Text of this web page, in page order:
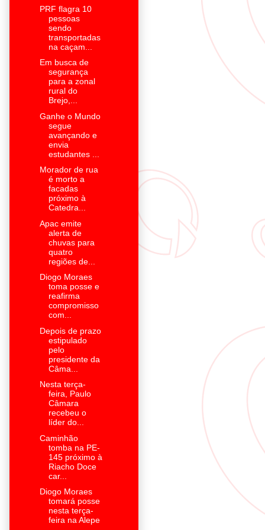
PRF flagra 10
pessoas
sendo
transportadas
na caçam...
Em busca de
segurança
para a zonal
rural do
Brejo,...
Ganhe o Mundo
segue
avançando e
envia
estudantes ...
Morador de rua
é morto a
facadas
próximo à
Catedra...
Apac emite
alerta de
chuvas para
quatro
regiões de...
Diogo Moraes
toma posse e
reafirma
compromisso
com...
Depois de prazo
estipulado
pelo
presidente da
Câma...
Nesta terça-
feira, Paulo
Câmara
recebeu o
líder do...
Caminhão
tomba na PE-
145 próximo à
Riacho Doce
car...
Diogo Moraes
tomará posse
nesta terça-
feira na Alepe